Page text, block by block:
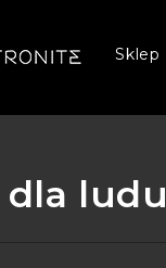
Sklep
dla ludu